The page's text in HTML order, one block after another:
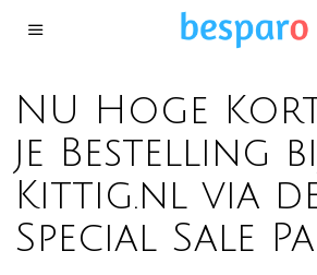
NU Hoge
je Bestelling
Kittig.nl via
Special Sale